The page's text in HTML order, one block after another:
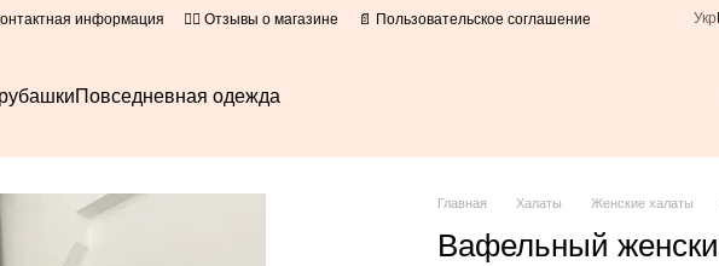
информация 👍🏻 Отзывы о магазине 📄 Пользовательское соглашение Укр
Повседневная одежда
Главная Халаты Женские халаты
Вафельный